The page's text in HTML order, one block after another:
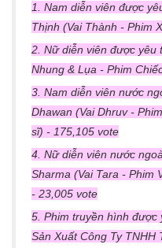
1. Nam diễn viên được
Thịnh (Vai Thành - Phim
2. Nữ diễn viên được yêu
Nhung & Lụa - Phim
3. Nam diễn viên nước
Dhawan (Vai Dhruv -
sĩ) - 175,105 vote
4. Nữ diễn viên nước
Sharma (Vai Tara - Phim
- 23,005 vote
5. Phim truyền hình được
Sản Xuất Công Ty TNHH